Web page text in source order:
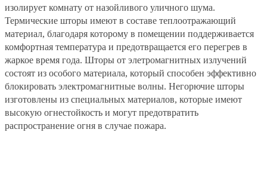
изолирует комнату от назойливого уличного шума.
Термические шторы имеют в составе теплоотражающий
материал, благодаря которому в помещении поддерживается
комфортная температура и предотвращается его перегрев в
жаркое время года. Шторы от элетромагнитных излучений
состоят из особого материала, который способен эффективно
блокировать электромагнитные волны. Негорючие шторы
изготовлены из специальных материалов, которые имеют
высокую огнестойкость и могут предотвратить
распространение огня в случае пожара.